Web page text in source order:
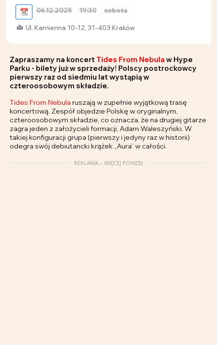
📆 06.12.2025 19:30 sobota
Ul. Kamienna 10-12, 31-403 Kraków
Zapraszamy na koncert Tides From Nebula w Hype
Parku - bilety już w sprzedaży! Polscy postrockowcy
pierwszy raz od siedmiu lat wystąpią w
czteroosobowym składzie.
Tides From Nebula ruszają w zupełnie wyjątkową trasę
koncertową. Zespół objedzie Polskę w oryginalnym,
czteroosobowym składzie, co oznacza, że na drugiej gitarze
zagra jeden z założycieli formacji, Adam Waleszyński. W
takiej konfiguracji grupa (pierwszy i jedyny raz w historii)
odegra swój debiutancki krążek „Aura” w całości.
REKLAMA – WIĘCEJ PONIŻEJ